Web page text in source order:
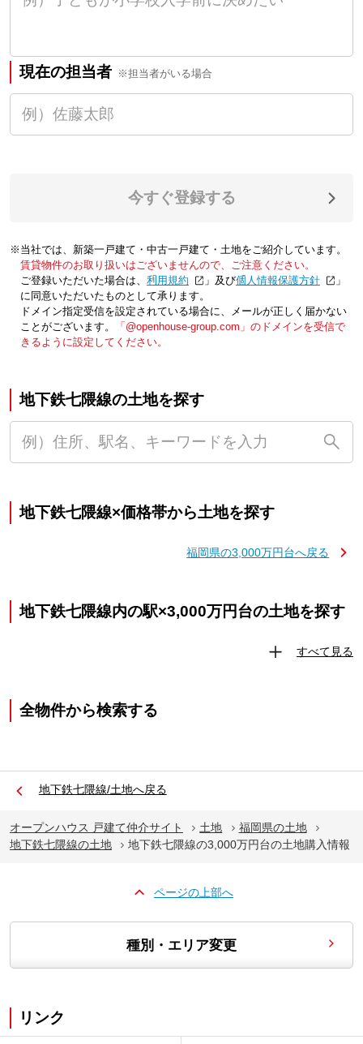
現在の担当者 ※担当者がいる場合
今すぐ登録する
※当社では、新築一戸建て・中古一戸建て・土地をご紹介しています。
賃貸物件のお取り扱いはございませんので、ご注意ください。
ご登録いただいた場合は、「利用規約 」及び「個人情報保護方針
」
に同意いただいたものとして承ります。
ドメイン指定受信を設定されている場合に、メールが正しく届かない
ことがございます。
「@openhouse-group.com」のドメインを受信で
きるように設定してください。
地下鉄七隈線の土地を探す
地下鉄七隈線×価格帯から土地を探す
福岡県の3,000万円台へ戻る
地下鉄七隈線内の駅×3,000万円台の土地を探す
すべて見る
全物件から検索する
地下鉄七隈線/土地へ戻る
オープンハウス 戸建て仲介サイト 土地
福岡県の土地
地下鉄七隈線の土地
地下鉄七隈線の3,000万円台の土地購入情報
ページの上部へ
種別・エリア変更
リンク